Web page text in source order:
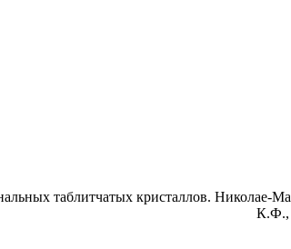
таблитчатых кристаллов.
К.Ф.,